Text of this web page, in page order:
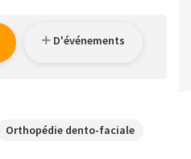
D'événements
Orthopédie dento-faciale